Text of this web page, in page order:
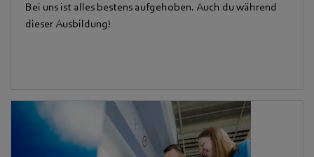
Bei uns ist alles bestens aufgehoben. Auch du während
dieser Ausbildung!